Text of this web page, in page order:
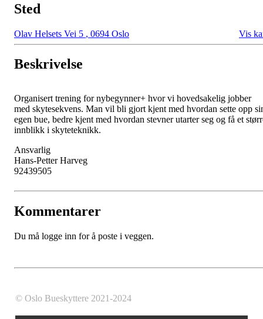
Sted
Olav Helsets Vei 5 , 0694 Oslo Vis
Beskrivelse
Organisert trening for nybegynner+ hvor vi hovedsakelig jobber
med skytesekvens. Man vil bli gjort kjent med hvordan sette opp
egen bue, bedre kjent med hvordan stevner utarter seg og få et
innblikk i skyteteknikk.
Ansvarlig
Hans-Petter Harveg
92439505
Kommentarer
Du må logge inn for å poste i veggen.
© Oslo Bueskyttere 2021-2024